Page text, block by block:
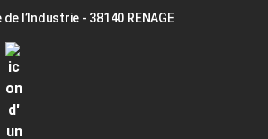
de l’Industrie - 38140 RENAGE